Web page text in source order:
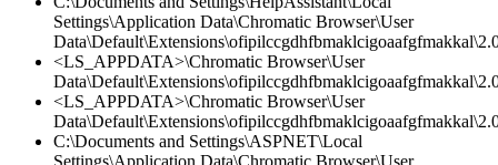
Settings\Application Data\Chromatic Browser\User
<LS_APPDATA>\Chromatic Browser\User
<LS_APPDATA>\Chromatic Browser\User
C:\Documents and Settings\ASPNET\Local